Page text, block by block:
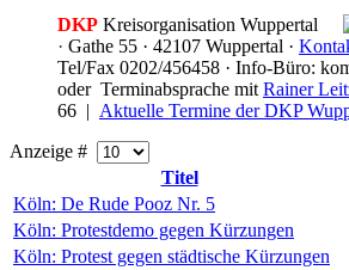
DKP Kreisorganisation Wuppertal
· Gathe 55 · 42107 Wuppertal ·
Tel/Fax 0202/456458 · Info-Büro:
oder Terminabsprache mit Rainer
66 | Aktuelle Termine der DKP
Anzeige #
Titel
Köln: De Rude Pooz Nr. 5
Köln: Protestdemo gegen Kürzungen
Köln: Protest gegen städtische Kürzungen